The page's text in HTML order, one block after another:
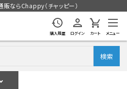
販ならChappy（チャッピー）
購入履歴 ログイン カート メニュー
検索